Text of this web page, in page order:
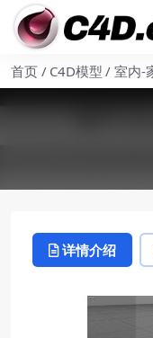
首页 C4D模型 室内-
详情介绍